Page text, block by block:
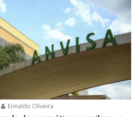
Erinaldo Oliveira